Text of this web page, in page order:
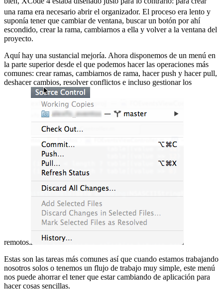
una rama era necesario abrir el organizador. El proceso era lento y
suponía tener que cambiar de ventana, buscar un botón por ahí
escondido, crear la rama, cambiarnos a ella y volver a la ventana del
proyecto.
Aquí hay una sustancial mejoría. Ahora disponemos de un menú en
la parte superior desde el que podemos hacer las operaciones más
comunes: crear ramas, cambiarnos de rama, hacer push y hacer pull,
deshacer cambios, resolver conflictos e incluso gestionar los
remotos.
Estas son las tareas más comunes así que cuando estamos trabajando
nosotros solos o tenemos un flujo de trabajo muy simple, este menú
nos puede ahorrar el tener que estar cambiando de aplicación para
hacer cosas sencillas.